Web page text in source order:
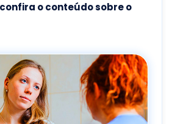
o conteúdo sobre o